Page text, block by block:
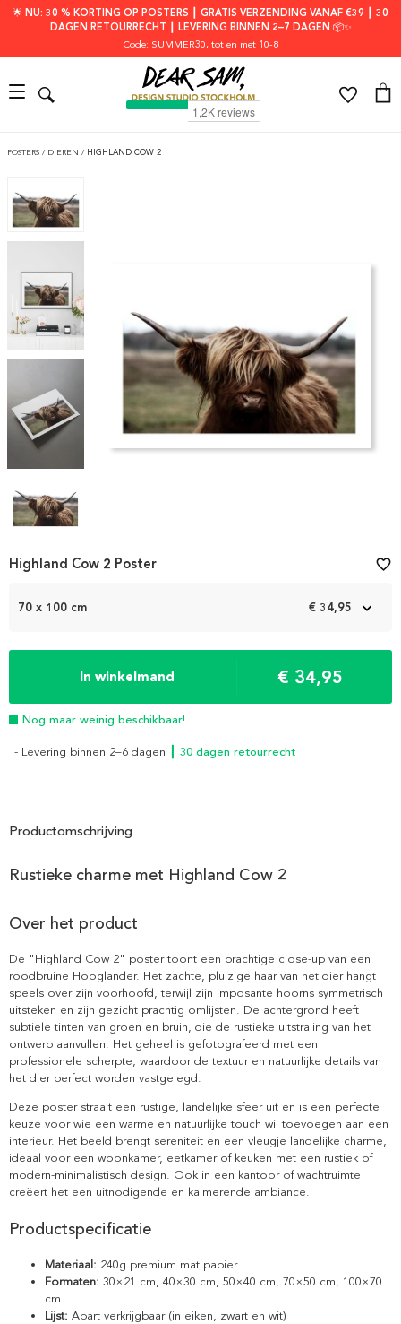
🌟 NU: 30 % KORTING OP POSTERS ┃ GRATIS VERZENDING VANAF €39 ┃ 30
DAGEN RETOURRECHT ┃ LEVERING BINNEN 2–7 DAGEN 📦✨
Code: SUMMER30, tot en met 10-8
POSTERS / DIEREN / HIGHLAND COW 2
Item
4
70 x 100 cm € 34,95
In winkelmand € 34,95
Nog maar weinig beschikbaar!
- Levering binnen 2–6 dagen ┃ 30 dagen retourrecht
Highland Cow 2 Poster favorite_border
Productomschrijving
Rustieke charme met Highland Cow 2
Over het product
De "Highland Cow 2" poster toont een prachtige close-up van een
roodbruine Hooglander. Het zachte, pluizige haar van het dier hangt
speels over zijn voorhoofd, terwijl zijn imposante hoorns symmetrisch
uitsteken en zijn gezicht prachtig omlijsten. De achtergrond heeft
subtiele tinten van groen en bruin, die de rustieke uitstraling van het
ontwerp aanvullen. Het geheel is gefotografeerd met een
professionele scherpte, waardoor de textuur en natuurlijke details van
het dier perfect worden vastgelegd.
Deze poster straalt een rustige, landelijke sfeer uit en is een perfecte
keuze voor wie een warme en natuurlijke touch wil toevoegen aan een
interieur. Het beeld brengt sereniteit en een vleugje landelijke charme,
ideaal voor een woonkamer, eetkamer of keuken met een rustiek of
modern-minimalistisch design. Ook in een kantoor of wachtruimte
creëert het een uitnodigende en kalmerende ambiance.
Productspecificatie
Materiaal: 240g premium mat papier
Formaten: 30×21 cm, 40×30 cm, 50×40 cm, 70×50 cm, 100×70
cm
Lijst: Apart verkrijgbaar (in eiken, zwart en wit)